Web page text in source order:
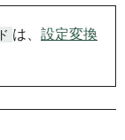
は、 設定変換